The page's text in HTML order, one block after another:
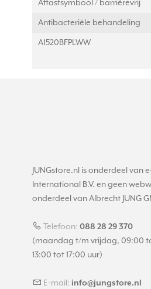
Aftastsymbool / barrièrevrij
Antibacteriële behandeling
A1520BFPLWW
JUNGstore.nl is onderdeel van
International B.V. en geen
onderdeel van Albrecht JUNG
Telefoon: 088 28 29 370
(maandag t/m vrijdag, 09:00
13:00 tot 17:00 uur)
E-mail: info@jungstore.nl